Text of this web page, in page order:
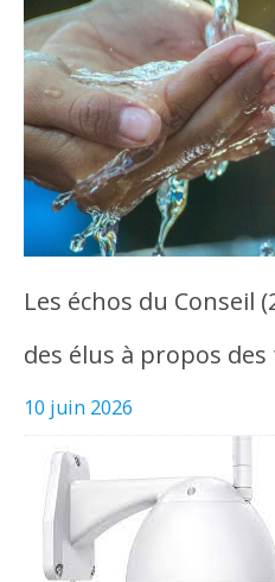
Les échos du Conseil
des élus à propos
10 juin 2026